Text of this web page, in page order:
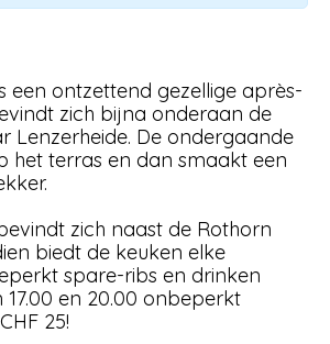
een ontzettend gezellige après-
zich bijna onderaan de
Lenzerheide. De ondergaande
het terras en dan smaakt een
zich naast de Rothorn
biedt de keuken elke
spare-ribs en drinken
17.00 en 20.00 onbeperkt
25!